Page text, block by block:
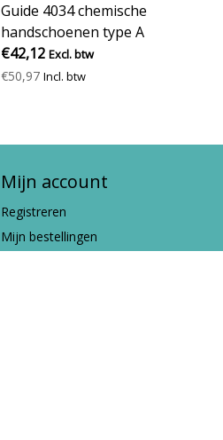
Guide 4034 chemische
handschoenen type A
€42,12 Excl. btw
€50,97 Incl. btw
Mijn account
Registreren
Mijn bestellingen